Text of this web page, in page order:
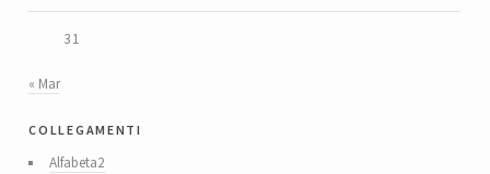
31
« Mar
collegamenti
Alfabeta2